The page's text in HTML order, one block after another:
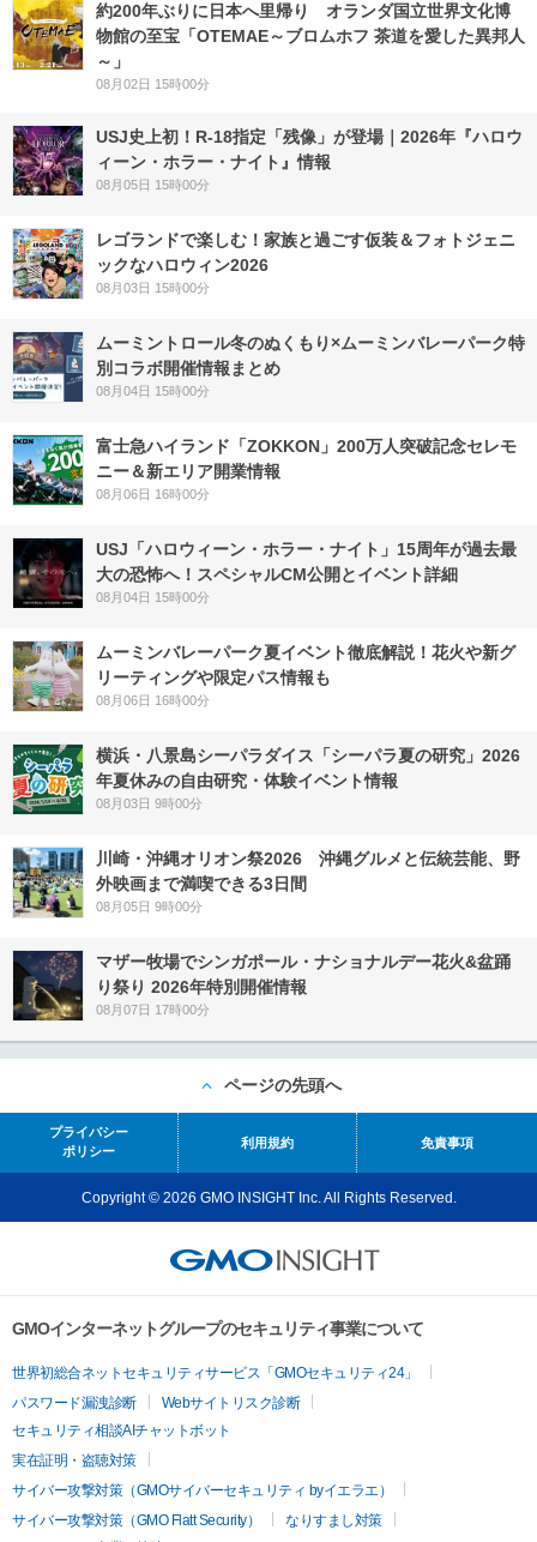
約200年ぶりに日本へ里帰り オランダ国立世界文化博
物館の至宝「OTEMAE～ブロムホフ 茶道を愛した異邦人
～」
08月02日 15時00分
USJ史上初！R-18指定「残像」が登場｜2026年『ハロウ
ィーン・ホラー・ナイト』情報
08月05日 15時00分
レゴランドで楽しむ！家族と過ごす仮装＆フォトジェニ
ックなハロウィン2026
08月03日 15時00分
ムーミントロール冬のぬくもり×ムーミンバレーパーク特
別コラボ開催情報まとめ
08月04日 15時00分
富士急ハイランド「ZOKKON」200万人突破記念セレモ
ニー＆新エリア開業情報
08月06日 16時00分
USJ「ハロウィーン・ホラー・ナイト」15周年が過去最
大の恐怖へ！スペシャルCM公開とイベント詳細
08月04日 15時00分
ムーミンバレーパーク夏イベント徹底解説！花火や新グ
リーティングや限定パス情報も
08月06日 16時00分
横浜・八景島シーパラダイス「シーパラ夏の研究」2026
年夏休みの自由研究・体験イベント情報
08月03日 9時00分
川崎・沖縄オリオン祭2026 沖縄グルメと伝統芸能、野
外映画まで満喫できる3日間
08月05日 9時00分
マザー牧場でシンガポール・ナショナルデー花火&盆踊
り祭り 2026年特別開催情報
08月07日 17時00分
ページの先頭へ
プライバシー
ポリシー
利用規約 免責事項
Copyright © 2026 GMO INSIGHT Inc. All Rights Reserved.
GMOインターネットグループのセキュリティ事業について
世界初総合ネットセキュリティサービス「GMOセキュリティ24」
パスワード漏洩診断
Webサイトリスク診断
セキュリティ相談AIチャットボット
実在証明・盗聴対策
サイバー攻撃対策（GMOサイバーセキュリティ byイエラエ）
サイバー攻撃対策（GMO Flatt Security）
なりすまし対策